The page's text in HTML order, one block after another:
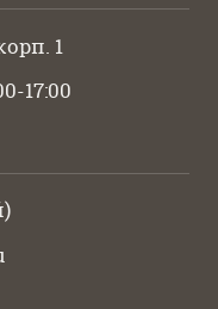
1
17:00